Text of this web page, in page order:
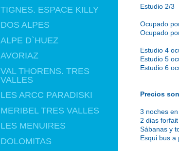
Estudio 2/3
Ocupado
Ocupado
Estudio 4
Estudio 5
Estudio 6
Precios
3 noches
2 dias
Sábanas y
Esqui bus a
TIGNES. ESPACE KILLY
DOS ALPES
ALPE D`HUEZ
AVORIAZ
VAL THORENS. TRES
VALLES
LES ARCC PARADISKI
MERIBEL TRES VALLES
LES MENUIRES
DOLOMITAS